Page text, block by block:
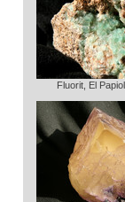
Fluorit, El